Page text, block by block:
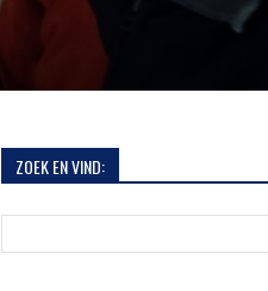
ZOEK EN VIND: